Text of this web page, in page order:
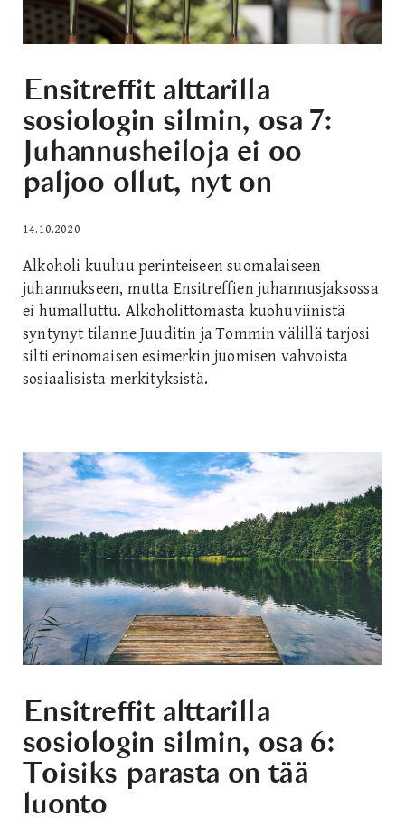
Ensitreffit alttarilla
sosiologin silmin, osa 7:
Juhannusheiloja ei oo
paljoo ollut, nyt on
14.10.2020
Alkoholi kuuluu perinteiseen suomalaiseen
juhannukseen, mutta Ensitreffien juhannusjaksossa
ei humalluttu. Alkoholittomasta kuohuviinistä
syntynyt tilanne Juuditin ja Tommin välillä tarjosi
silti erinomaisen esimerkin juomisen vahvoista
sosiaalisista merkityksistä.
Ensitreffit alttarilla
sosiologin silmin, osa 6:
Toisiks parasta on tää
luonto